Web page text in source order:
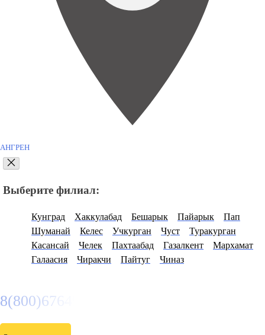
АНГРЕН
Выберите филиал:
Кунград Хаккулабад Бешарык Пайарык
Пап
Шуманай
Келес Учкурган Чуст
Туракурган
Касансай
Челек Пахтаабад Газалкент
Мархамат
Галаасия
Чиракчи Пайтуг Чиназ
8(800)6764935